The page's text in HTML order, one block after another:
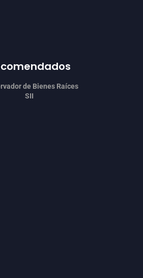
de Bienes Raíces
SII